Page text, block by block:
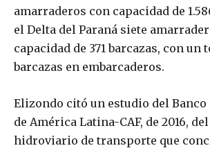
amarraderos con capacidad de
el Delta del Paraná siete
capacidad de 371 barcazas, con un
barcazas en embarcaderos.
Elizondo citó un estudio del
de América Latina-CAF, de 2016,
hidroviario de transporte que